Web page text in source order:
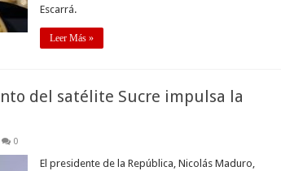
Escarrá.
Leer Más »
del satélite Sucre impulsa la
0
El presidente de la República, Nicolás Maduro,